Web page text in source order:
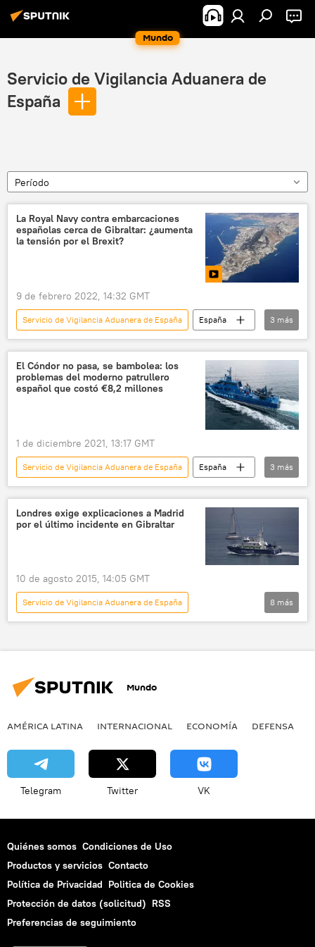
Mundo
Servicio de Vigilancia Aduanera de
España
Período
La Royal Navy contra embarcaciones
españolas cerca de Gibraltar: ¿aumenta
la tensión por el Brexit?
9 de febrero 2022, 14:32 GMT
Servicio de Vigilancia Aduanera de España
España
Gibraltar
Peñón Royal Navy
3 más
El Cóndor no pasa, se bambolea: los
problemas del moderno patrullero
español que costó €8,2 millones
1 de diciembre 2021, 13:17 GMT
Servicio de Vigilancia Aduanera de España
España
Agencia Tributaria (AEAT)
🛡️ Industria militar
patrullero
3 más
Londres exige explicaciones a Madrid
por el último incidente en Gibraltar
10 de agosto 2015, 14:05 GMT
Servicio de Vigilancia Aduanera de España
🌍 Europa
Internacional
Foreign Office
España
8 más
Mundo
AMÉRICA LATINA INTERNACIONAL ECONOMÍA DEFENSA
Telegram Twitter VK
Quiénes somos Condiciones de Uso
Productos y servicios Contacto
Política de Privacidad Politica de Cookies
Protección de datos (solicitud) RSS
Preferencias de seguimiento